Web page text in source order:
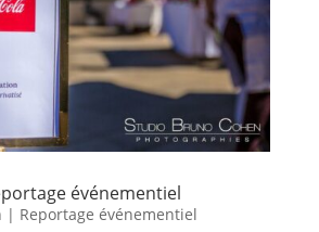
événementiel
| Reportage événementiel